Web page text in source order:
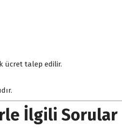
ücret talep edilir.
İlgili Sorular